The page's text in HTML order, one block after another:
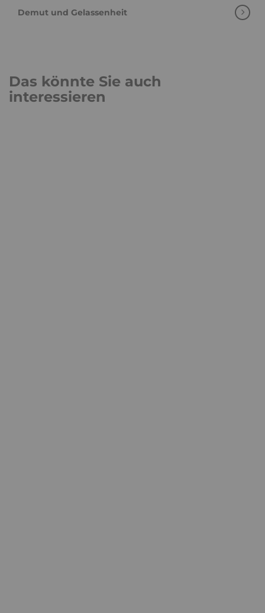
Demut und Gelassenheit
Das könnte Sie auch
interessieren